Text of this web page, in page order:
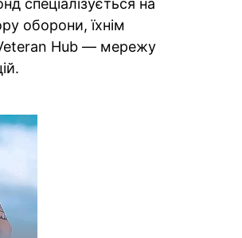
спеціалізується на
оборони, їхнім
Hub — мережу